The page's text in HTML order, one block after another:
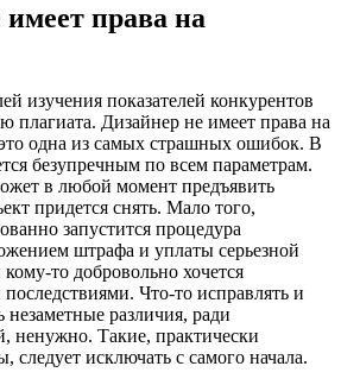
права на
изучения показателей конкурентов
плагиата. Дизайнер не имеет права на
одна из самых страшных ошибок. В
безупречным по всем параметрам.
в любой момент предъявить
придется снять. Мало того,
запустится процедура
штрафа и уплаты серьезной
то добровольно хочется
последствиями. Что-то исправлять и
незаметные различия, ради
ненужно. Такие, практически
следует исключать с самого начала.